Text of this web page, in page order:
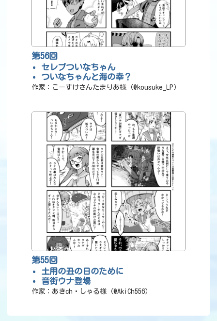
第56回
セレブついなちゃん
ついなちゃんと海の幸？
作家：こーすけさんたまりあ様（@kousuke_LP）
第55回
土用の丑の日のために
音街ウナ登場
作家：あきch・しゃる様（@AkiCh556）